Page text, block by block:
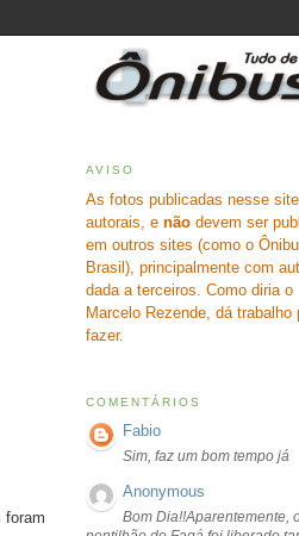
foram
AVISO
As fotos publicadas nesse
autorais, e não devem ser
em outros sites (como o
Brasil), principalmente com
dada a terceiros. Como diria o
Marcelo Rezende, dá trabalho
fazer.
COMENTÁRIOS
Fabio
Sim, faz um bom tempo já
Anonymous
Bom Dia!!Aparentemente,